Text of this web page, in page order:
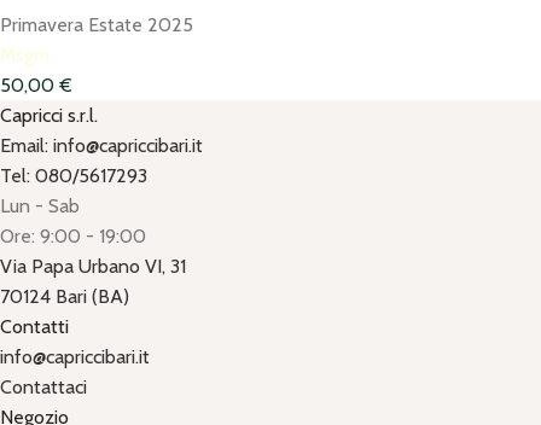
Primavera Estate 2025
Msgm
50,00 €
Capricci s.r.l.
Email: info@capriccibari.it
Tel: 080/5617293
Lun - Sab
Ore: 9:00 - 19:00
Via Papa Urbano VI, 31
70124 Bari (BA)
Contatti
info@capriccibari.it
Contattaci
Negozio